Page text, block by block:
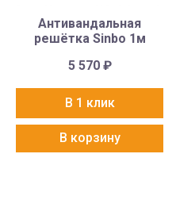
Антивандальная
решётка Sinbo 1м
5 570 ₽
В 1 клик
В корзину